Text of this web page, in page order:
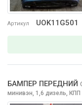
Артикул UOK11G501
БАМПЕР ПЕРЕДНИЙ
минивэн, 1,6 дизель, КПП